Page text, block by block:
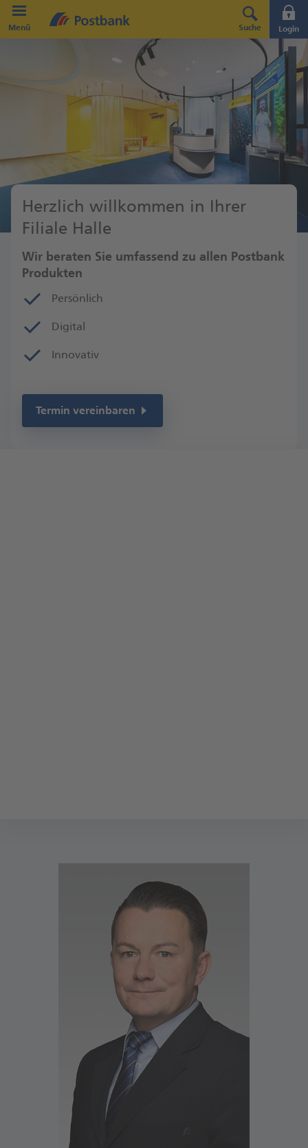
Direkt zur Hauptnavigation (Enter drücken)
Direkt zum Hauptinhalt (Enter drücken)
Direkt zur Suche (Enter drücken)
Menü Suche Login
Herzlich willkommen in Ihrer
Filiale Halle
Wir beraten Sie umfassend zu allen Postbank
Produkten
Persönlich
Digital
Innovativ
Termin vereinbaren